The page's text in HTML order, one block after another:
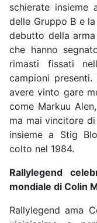
schierate insieme
delle Gruppo B e
debutto della
che hanno
rimasti fissati
campioni
avere vinto gare
come Markuu
ma mai vincitore
insieme a Stig
colto nel 1984.
Rallylegend
mondiale di Colin
Rallylegend ama